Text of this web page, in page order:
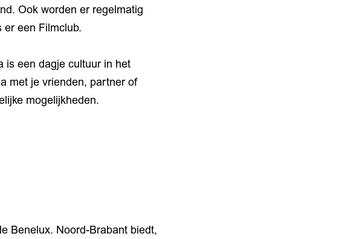
Ook worden er regelmatig
er een Filmclub.
is een dagje cultuur in het
met je vrienden, partner of
mogelijkheden.
Benelux. Noord-Brabant biedt,